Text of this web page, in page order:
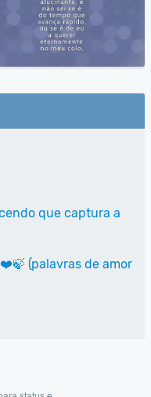
que captura a
(palavras de amor